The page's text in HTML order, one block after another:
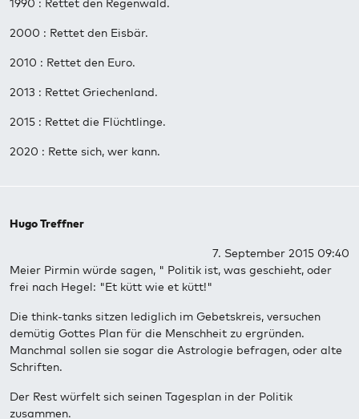
1990 : Rettet den Regenwald.
2000 : Rettet den Eisbär.
2010 : Rettet den Euro.
2013 : Rettet Griechenland.
2015 : Rettet die Flüchtlinge.
2020 : Rette sich, wer kann.
Hugo Treffner
7. September 2015 09:40
Meier Pirmin würde sagen, " Politik ist, was geschieht, oder
frei nach Hegel: "Et kütt wie et kütt!"
Die think-tanks sitzen lediglich im Gebetskreis, versuchen
demütig Gottes Plan für die Menschheit zu ergründen.
Manchmal sollen sie sogar die Astrologie befragen, oder alte
Schriften.
Der Rest würfelt sich seinen Tagesplan in der Politik
zusammen.